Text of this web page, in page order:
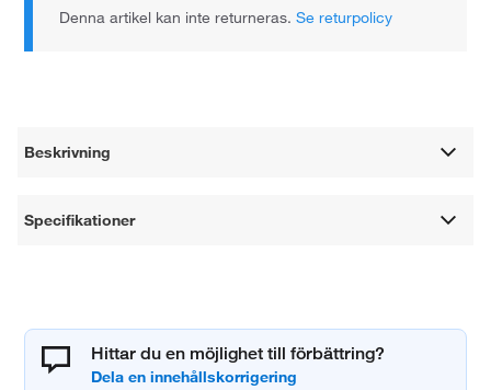
Denna artikel kan inte returneras.Se returpolicy
Beskrivning
Specifikationer
Hittar du en möjlighet till förbättring?